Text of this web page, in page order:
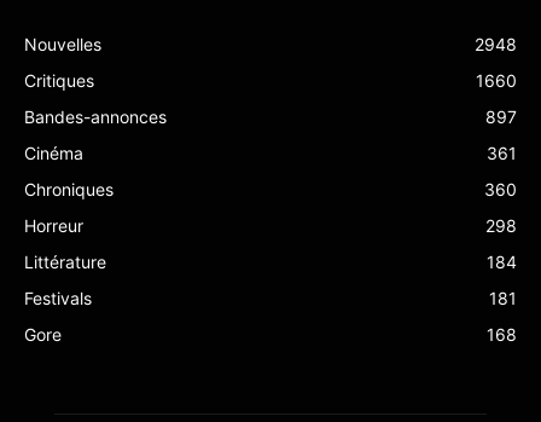
Nouvelles
2948
Critiques
1660
Bandes-annonces
897
Cinéma
361
Chroniques
360
Horreur
298
Littérature
184
Festivals
181
Gore
168